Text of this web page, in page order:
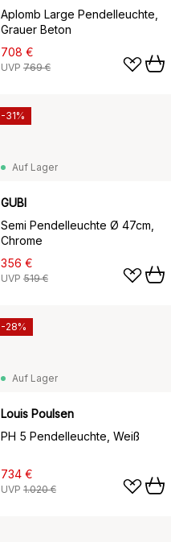
Aplomb Large Pendelleuchte,
Grauer Beton
708 €
UVP 769 €
Auf Lager
GUBI
Semi Pendelleuchte Ø 47cm,
Chrome
356 €
UVP 519 €
-31%
Auf Lager
Louis Poulsen
PH 5 Pendelleuchte, Weiß
734 €
UVP 1.020 €
-28%